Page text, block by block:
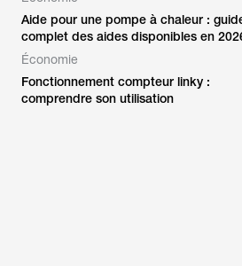
Aide pour une pompe à chaleur :
complet des aides disponibles en
Économie
Fonctionnement compteur linky :
comprendre son utilisation